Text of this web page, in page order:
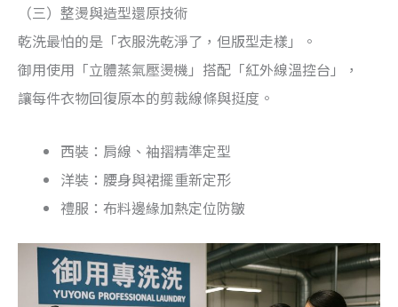
（三）整燙與造型還原技術
乾洗最怕的是「衣服洗乾淨了，但版型走樣」。
御用使用「立體蒸氣壓燙機」搭配「紅外線溫控台」，
讓每件衣物回復原本的剪裁線條與挺度。
西裝：肩線、袖摺精準定型
洋裝：腰身與裙擺重新定形
禮服：布料邊緣加熱定位防皺